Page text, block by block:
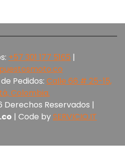
+57 301 177 5165‬ |
Pedidos: Calle 66 # 25-15,
Colombia.
Reservados |
| Code bySERVICIO.IT